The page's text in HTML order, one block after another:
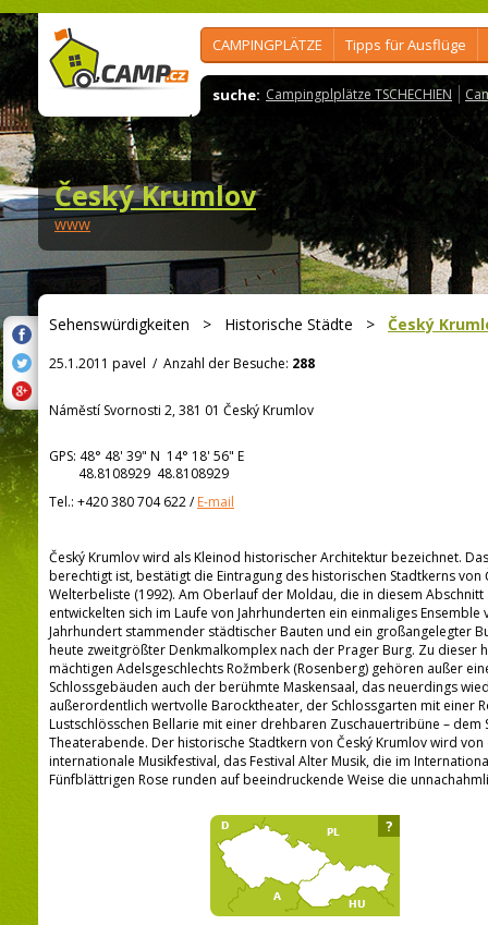
CAMPINGPLÄTZE Tipps für Ausflüge
suche: Campingplplätze TSCHECHIEN
Český Krumlov
www
Sehenswürdigkeiten > Historische Städte > Český
25.1.2011 pavel / Anzahl der Besuche: 288
Náměstí Svornosti 2, 381 01 Český Krumlov
GPS: 48° 48' 39" N 14° 18' 56" E
48.8108929 48.8108929
Tel.: +420 380 704 622/E-mail
Český Krumlov wird als Kleinod historischer Architektur bezeichnet.
berechtigt ist, bestätigt die Eintragung des historischen Stadtkerns von
Welterbeliste (1992). Am Oberlauf der Moldau, die in diesem
entwickelten sich im Laufe von Jahrhunderten ein einmaliges
Jahrhundert stammender städtischer Bauten und ein großangelegter
heute zweitgrößter Denkmalkomplex nach der Prager Burg. Zu dieser
mächtigen Adelsgeschlechts Rožmberk (Rosenberg) gehören außer
Schlossgebäuden auch der berühmte Maskensaal, das neuerdings
außerordentlich wertvolle Barocktheater, der Schlossgarten mit einer
Lustschlösschen Bellarie mit einer drehbaren Zuschauertribüne – dem
Theaterabende. Der historische Stadtkern von Český Krumlov wird
internationale Musikfestival, das Festival Alter Musik, die im
Fünfblättrigen Rose runden auf beeindruckende Weise die
?